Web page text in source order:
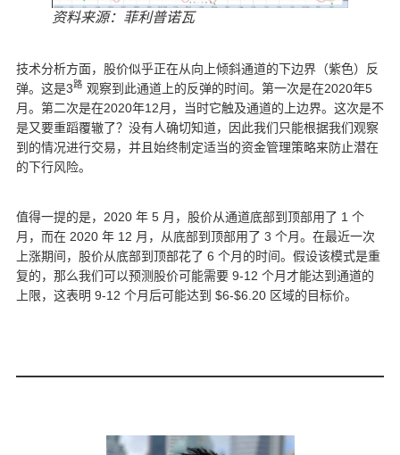
资料来源：菲利普诺瓦
技术分析方面，股价似乎正在从向上倾斜通道的下边界（紫色）反
弹。这是3路 观察到此通道上的反弹的时间。第一次是在2020年5
月。第二次是在2020年12月，当时它触及通道的上边界。这次是不
是又要重蹈覆辙了？没有人确切知道，因此我们只能根据我们观察
到的情况进行交易，并且始终制定适当的资金管理策略来防止潜在
的下行风险。
值得一提的是，2020 年 5 月，股价从通道底部到顶部用了 1 个
月，而在 2020 年 12 月，从底部到顶部用了 3 个月。在最近一次
上涨期间，股价从底部到顶部花了 6 个月的时间。假设该模式是重
复的，那么我们可以预测股价可能需要 9-12 个月才能达到通道的
上限，这表明 9-12 个月后可能达到 $6-$6.20 区域的目标价。